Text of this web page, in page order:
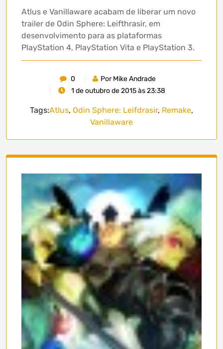
Atlus e Vanillaware acabam de liberar um novo
trailer de Odin Sphere: Leifthrasir, em
desenvolvimento para as plataformas
PlayStation 4, PlayStation Vita e PlayStation 3.
0
Por Mike Andrade
1 de outubro de 2015 às 23:38
Tags:Atlus, Odin Sphere: Leifdrasir, Remake,
Vanillaware